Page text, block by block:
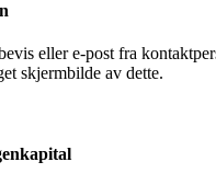
eller e-post fra
skjermbilde av dette.